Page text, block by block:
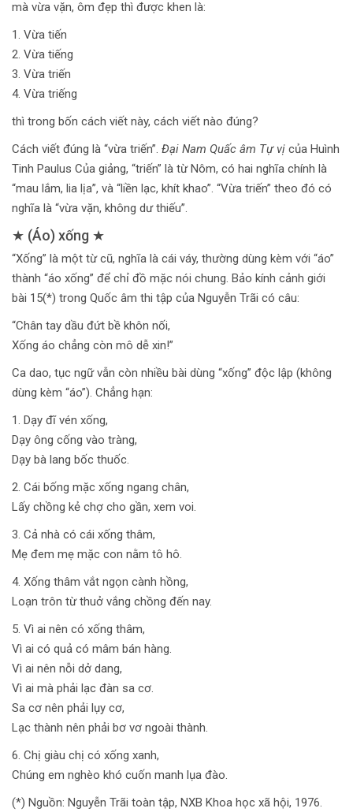
mà vừa vặn, ôm đẹp thì được khen là:
1. Vừa tiến
2. Vừa tiếng
3. Vừa triến
4. Vừa triếng
thì trong bốn cách viết này, cách viết nào đúng?
Cách viết đúng là “vừa triến”. Đại Nam Quấc âm Tự vị của Huình
Tinh Paulus Của giảng, “triến” là từ Nôm, có hai nghĩa chính là
“mau lắm, lia lịa”, và “liền lạc, khít khao”. “Vừa triến” theo đó có
nghĩa là “vừa vặn, không dư thiếu”.
★ (Áo) xống ★
“Xống” là một từ cũ, nghĩa là cái váy, thường dùng kèm với “áo”
thành “áo xống” để chỉ đồ mặc nói chung. Bảo kính cảnh giới
bài 15(*) trong Quốc âm thi tập của Nguyễn Trãi có câu:
“Chân tay dầu đứt bề khôn nối,
Xống áo chẳng còn mô dễ xin!”
Ca dao, tục ngữ vẫn còn nhiều bài dùng “xống” độc lập (không
dùng kèm “áo”). Chẳng hạn:
1. Dạy đĩ vén xống,
Dạy ông cống vào tràng,
Dạy bà lang bốc thuốc.
2. Cái bống mặc xống ngang chân,
Lấy chồng kẻ chợ cho gần, xem voi.
3. Cả nhà có cái xống thâm,
Mẹ đem mẹ mặc con nằm tô hô.
4. Xống thâm vắt ngọn cành hồng,
Loạn trôn từ thuở vắng chồng đến nay.
5. Vì ai nên có xống thâm,
Vì ai có quả có mâm bán hàng.
Vì ai nên nỗi dở dang,
Vì ai mà phải lạc đàn sa cơ.
Sa cơ nên phải lụy cơ,
Lạc thành nên phải bơ vơ ngoài thành.
6. Chị giàu chị có xống xanh,
Chúng em nghèo khó cuốn manh lụa đào.
(*) Nguồn: Nguyễn Trãi toàn tập, NXB Khoa học xã hội, 1976.